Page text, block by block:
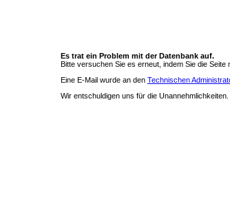
Es trat ein Problem mit der Datenbank auf.
Bitte versuchen Sie es erneut, indem Sie die Seite
Eine E-Mail wurde an den Technischen
Wir entschuldigen uns für die Unannehmlichkeiten.